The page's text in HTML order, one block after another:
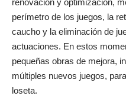
perímetro de los juegos, la
caucho y la eliminación de
actuaciones. En estos
pequeñas obras de mejora,
múltiples nuevos juegos,
loseta.